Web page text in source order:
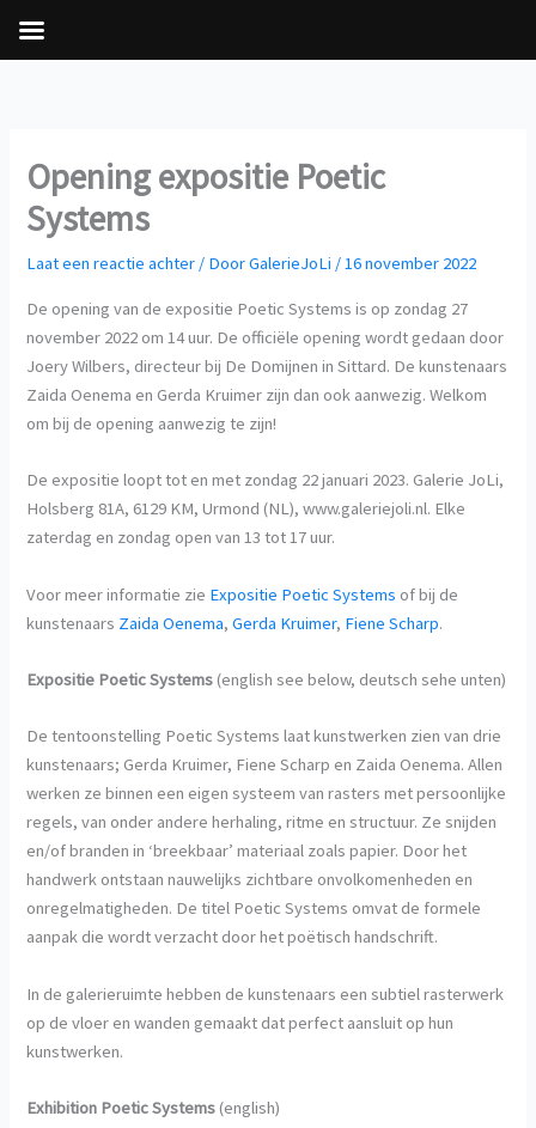
inhoudOpening expositie Poetic
Systems
Laat een reactie achter / DoorGalerieJoLi /16 november 2022
De opening van de expositie Poetic Systems is op zondag 27
november 2022 om 14 uur. De officiële opening wordt gedaan door
Joery Wilbers, directeur bij De Domijnen in Sittard. De kunstenaars
Zaida Oenema en Gerda Kruimer zijn dan ook aanwezig. Welkom
om bij de opening aanwezig te zijn!
De expositie loopt tot en met zondag 22 januari 2023. Galerie JoLi,
Holsberg 81A, 6129 KM, Urmond (NL), www.galeriejoli.nl. Elke
zaterdag en zondag open van 13 tot 17 uur.
Voor meer informatie zie Expositie Poetic Systems of bij de
kunstenaars Zaida Oenema,Gerda Kruimer, Fiene Scharp.
Expositie Poetic Systems (english see below, deutsch sehe unten)
De tentoonstelling Poetic Systems laat kunstwerken zien van drie
kunstenaars; Gerda Kruimer, Fiene Scharp en Zaida Oenema. Allen
werken ze binnen een eigen systeem van rasters met persoonlijke
regels, van onder andere herhaling, ritme en structuur. Ze snijden
en/of branden in ‘breekbaar’ materiaal zoals papier. Door het
handwerk ontstaan nauwelijks zichtbare onvolkomenheden en
onregelmatigheden. De titel Poetic Systems omvat de formele
aanpak die wordt verzacht door het poëtisch handschrift.
In de galerieruimte hebben de kunstenaars een subtiel rasterwerk
op de vloer en wanden gemaakt dat perfect aansluit op hun
kunstwerken.
Exhibition Poetic Systems (english)